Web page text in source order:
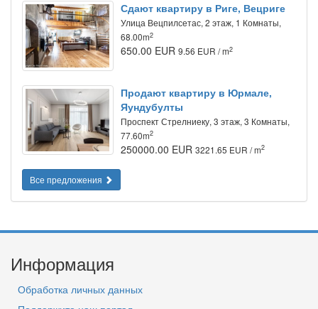
Сдают квартиру в Риге, Вецриге
Улица Вецпилсетас, 2 этаж, 1 Комнаты,
68.00m2
650.00 EUR 9.56 EUR / m2
Продают квартиру в Юрмале,
Яундубулты
Проспект Стрелниеку, 3 этаж, 3 Комнаты,
77.60m2
250000.00 EUR 3221.65 EUR / m2
Все предложения
Информация
Обработка личных данных